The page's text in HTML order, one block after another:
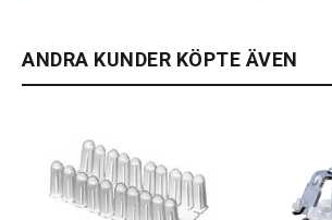
ANDRA KUNDER KÖPTE ÄVEN